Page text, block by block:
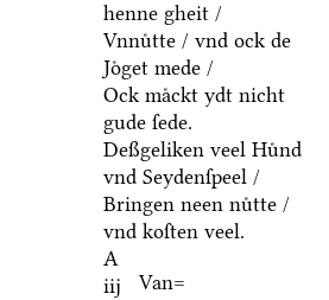
henne gheit /
Vnnuͤtte / vnd ock de
Joͤget mede /
Ock maͤckt ydt nicht
gude ſede.
Deßgeliken veel Huͤnd
vnd Seydenſpeel /
Bringen neen nuͤtte /
vnd koſten veel.
A
iij
Van=